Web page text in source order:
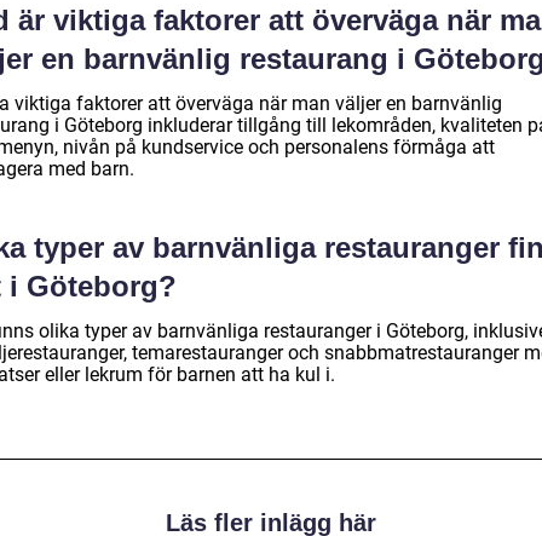
är viktiga faktorer att överväga när
en barnvänlig restaurang i
viktiga faktorer att överväga när man väljer en barnvänlig
i Göteborg inkluderar tillgång till lekområden, kvaliteten
nivån på kundservice och personalens förmåga att
med barn.
typer av barnvänliga restauranger
i Göteborg?
olika typer av barnvänliga restauranger i Göteborg,
temarestauranger och snabbmatrestauranger
eller lekrum för barnen att ha kul i.
Läs fler inlägg här